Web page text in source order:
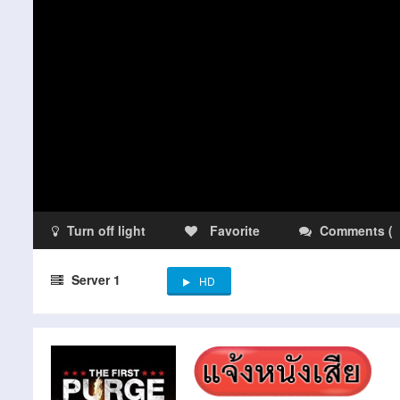
Turn off light Favorite Comments (
Server 1 HD